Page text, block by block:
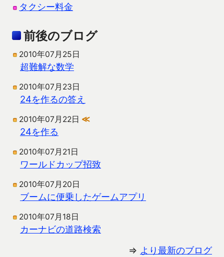
タクシー料金
前後のブログ
2010年07月25日
超難解な数学
2010年07月23日
24を作るの答え
2010年07月22日 ≪
24を作る
2010年07月21日
ワールドカップ招致
2010年07月20日
ブームに便乗したゲームアプリ
2010年07月18日
カーナビの道路検索
⇒ より最新のブログ